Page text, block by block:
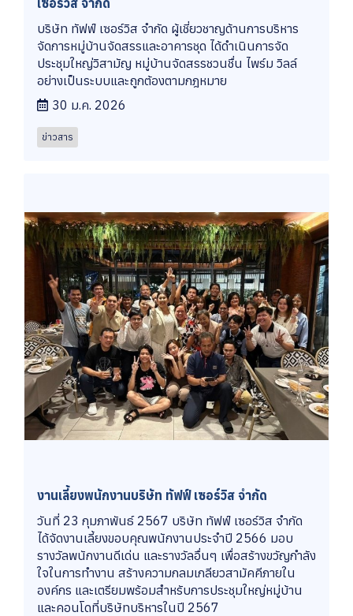
บริษัท ทัฟฟ์ เซอร์วิส จำกัด ผู้เชี่ยวชาญด้านการบริหาร
จัดการหมู่บ้านจัดสรรและอาคารชุด ได้ดำเนินการจัด
ประชุมใหญ่วิสามัญ หมู่บ้านจัดสรรชวนชื่น ไพร์ม วิลล์
อย่างเป็นระบบและถูกต้องตามกฎหมาย
30 ม.ค. 2026
ข่าวสาร
งานเลี้ยงพนักงานบริษัท ทัฟฟ์ เซอร์วิส จำกัด
วันที่ 23 กุมภาพันธ์ 2567 บริษัท ทัฟฟ์ เซอร์วิส จำกัด
ได้จัดงานเลี้ยงขอบคุณพนักงานประจำปี 2566 มอบ
รางวัลพนักงานดีเด่น และรางวัลอื่นๆ เพื่อสร้างขวัญกำลัง
ใจในการทำงาน สร้างความกลมเกลียวสามัคคีภายใน
องค์กร และเตรียมพร้อมสำหรับการประชุมใหญ่หมู่บ้าน
และคอนโดที่บริษัทบริหารในปี 2567